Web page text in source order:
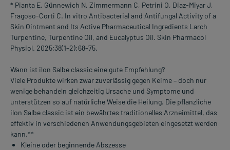
* Pianta E, Günnewich N, Zimmermann C, Petrini O, Diaz-Miyar J,
Fragoso-Corti C. In vitro Antibacterial and Antifungal Activity of a
Skin Ointment and Its Active Pharmaceutical Ingredients Larch
Turpentine, Turpentine Oil, and Eucalyptus Oil. Skin Pharmacol
Physiol. 2025;38(1-2):68-75.
Wann ist ilon Salbe classic eine gute Empfehlung?
Viele Produkte wirken zwar zuverlässig gegen Keime – doch nur
wenige behandeln gleichzeitig Ursache und Symptome und
unterstützen so auf natürliche Weise die Heilung. Die pflanzliche
ilon Salbe classic ist ein bewährtes traditionelles Arzneimittel, das
effektiv in verschiedenen Anwendungsgebieten eingesetzt werden
kann.**
Kleine oder beginnende Abszesse